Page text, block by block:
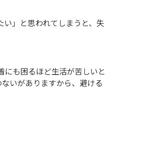
」と思われてしまうと、失
も困るほど生活が苦しいと
いがありますから、避ける